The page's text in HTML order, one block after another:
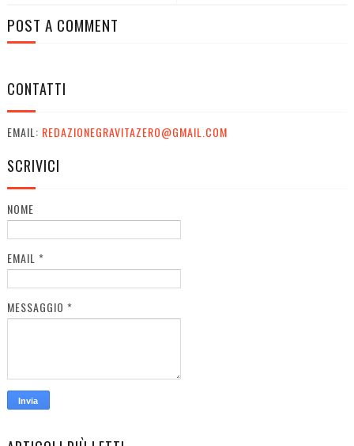
POST A COMMENT
CONTATTI
EMAIL: REDAZIONEGRAVITAZERO@GMAIL.COM
SCRIVICI
NOME
EMAIL *
MESSAGGIO *